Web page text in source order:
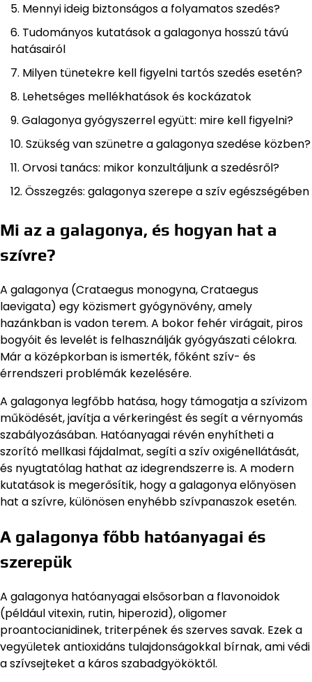
Mennyi ideig biztonságos a folyamatos szedés?
Tudományos kutatások a galagonya hosszú távú
hatásairól
Milyen tünetekre kell figyelni tartós szedés esetén?
Lehetséges mellékhatások és kockázatok
Galagonya gyógyszerrel együtt: mire kell figyelni?
Szükség van szünetre a galagonya szedése közben?
Orvosi tanács: mikor konzultáljunk a szedésről?
Összegzés: galagonya szerepe a szív egészségében
Mi az a galagonya, és hogyan hat a
szívre?
A galagonya (Crataegus monogyna, Crataegus
laevigata) egy közismert gyógynövény, amely
hazánkban is vadon terem. A bokor fehér virágait, piros
bogyóit és levelét is felhasználják gyógyászati célokra.
Már a középkorban is ismerték, főként szív- és
érrendszeri problémák kezelésére.
A galagonya legfőbb hatása, hogy támogatja a szívizom
működését, javítja a vérkeringést és segít a vérnyomás
szabályozásában. Hatóanyagai révén enyhítheti a
szorító mellkasi fájdalmat, segíti a szív oxigénellátását,
és nyugtatólag hathat az idegrendszerre is. A modern
kutatások is megerősítik, hogy a galagonya előnyösen
hat a szívre, különösen enyhébb szívpanaszok esetén.
A galagonya főbb hatóanyagai és
szerepük
A galagonya hatóanyagai elsősorban a flavonoidok
(például vitexin, rutin, hiperozid), oligomer
proantocianidinek, triterpének és szerves savak. Ezek a
vegyületek antioxidáns tulajdonságokkal bírnak, ami védi
a szívsejteket a káros szabadgyököktől.